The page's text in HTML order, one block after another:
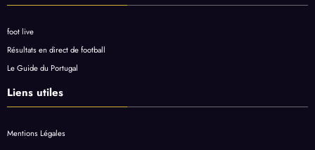
foot live
Résultats en direct de football
Le Guide du Portugal
Liens utiles
Mentions Légales